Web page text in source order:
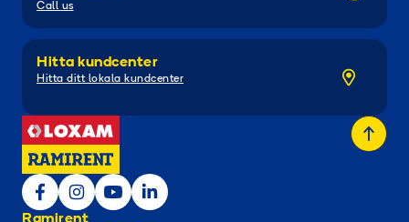
Call us
Hitta kundcenter
Hitta ditt lokala kundcenter